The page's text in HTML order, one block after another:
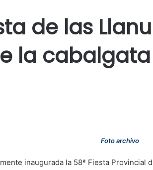
de las
la cabalgata
Foto archivo
inaugurada la 58ª Fiesta Provincial